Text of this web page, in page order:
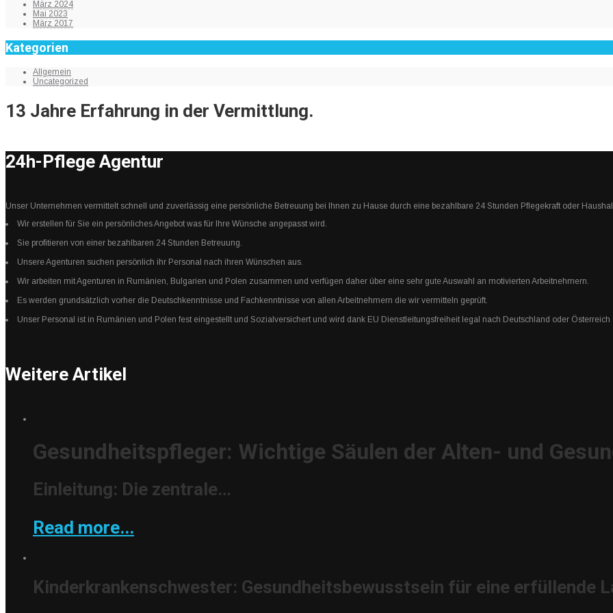
März 2024
Mai 2023
März 2017
Kategorien
Allgemein
Uncategorized
13 Jahre Erfahrung in der Vermittlung.
24h-Pflege Agentur
Unser Unternehmen vermittelt schnell und zuverlässig eine persönliche Betreuung bei Ihnen zu Hause durch eine bezahlbare 24 Stunden Pflegekraft oder
Wir erstellen für Sie ein persönliches Angebot was für Ihre Wünsche angepasst wird.
Sie profitieren von einer bezahlbaren 24 Stunden Betreuung.
Unsere Agenturen suchen persönlich ihr Personal nach ihren Wünschen aus.
Wir arbeiten mit Agenturen in Rumänien, Bulgarien und Polen zusammen und verfügen daher über eine sehr gute Auswahl an motivierten Arbeitnehmern.
Es werden grundsätzlich vorher die Deutschkenntnisse und Fachkenntnisse von allen Arbeitnehmern die wir vermitteln geprüft.
Unser Personal ist in Rumänien und Polen fest eingestellt und Sozialversichert und wird dank EU Dienstleitungsfreiheit legal nach Deutschland oder Österreich
Weitere Artikel
Gesundheitspfleger: Wichtige Säulen der Alten- und
Einleitung: Die zentrale…
Read more...
Kinderkrankenschwester: Gesundheitsbewusstsein für eine erfüllende